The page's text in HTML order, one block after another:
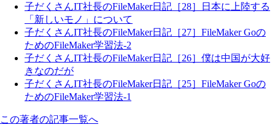
子だくさんIT社長のFileMaker日記［28］日本に上陸する
「新しいモノ」について
子だくさんIT社長のFileMaker日記［27］FileMaker Goの
ためのFileMaker学習法-2
子だくさんIT社長のFileMaker日記［26］僕は中国が大好
きなのだが
子だくさんIT社長のFileMaker日記［25］FileMaker Goの
ためのFileMaker学習法-1
この著者の記事一覧へ